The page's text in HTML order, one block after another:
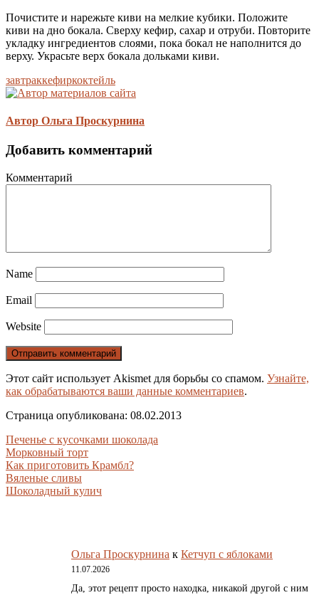
Почистите и нарежьте киви на мелкие кубики. Положите
киви на дно бокала. Сверху кефир, сахар и отруби. Повторите
укладку ингредиентов слоями, пока бокал не наполнится до
верху. Украсьте верх бокала дольками киви.
завтраккефиркоктейль
Автор Ольга Проскурнина
Добавить комментарий
Комментарий
Name
Email
Website
Этот сайт использует Akismet для борьбы со спамом. Узнайте,
как обрабатываются ваши данные комментариев.
Страница опубликована: 08.02.2013
Печенье с кусочками шоколада
Морковный торт
Как приготовить Крамбл?
Вяленые сливы
Шоколадный кулич
Ольга Проскурнина к Кетчуп с яблоками
11.07.2026
Да, этот рецепт просто находка, никакой другой с ним